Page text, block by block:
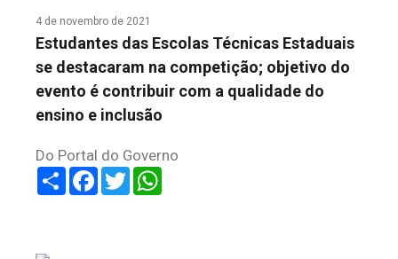
4 de novembro de 2021
Estudantes das Escolas Técnicas Estaduais
se destacaram na competição; objetivo do
evento é contribuir com a qualidade do
ensino e inclusão
Do Portal do Governo
ShareFacebook
Twitter